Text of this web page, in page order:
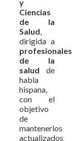
y
Ciencias
de la
Salud
dirigida a
profesionales
de la
salud de
habla
hispana,
con el
objetivo
de
mantenerlos
actualizados